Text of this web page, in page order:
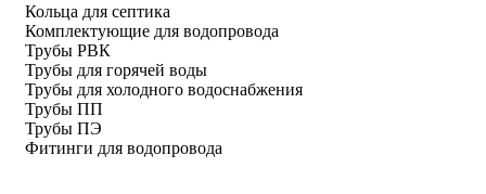
Кольца для септика
Комплектующие для водопровода
Трубы РВК
Трубы для горячей воды
Трубы для холодного водоснабжения
Трубы ПП
Трубы ПЭ
Фитинги для водопровода